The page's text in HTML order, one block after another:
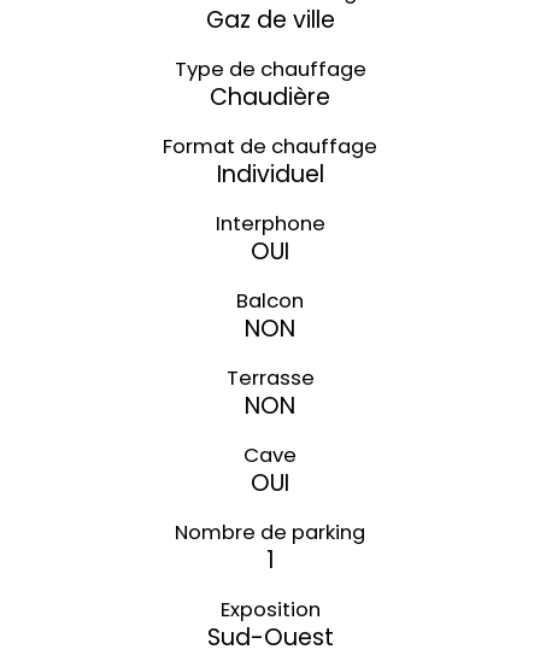
Gaz de ville
Type de chauffage
Chaudière
Format de chauffage
Individuel
Interphone
OUI
Balcon
NON
Terrasse
NON
Cave
OUI
Nombre de parking
1
Exposition
Sud-Ouest